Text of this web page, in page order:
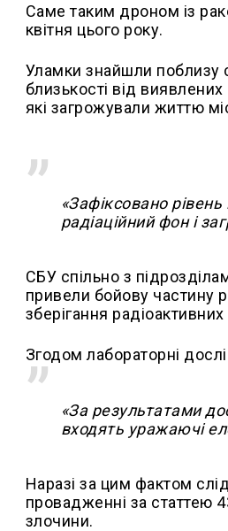
Саме таким дроном із
квітня цього року.
Уламки знайшли поблизу
близькості від
які загрожували життю
«Зафіксовано
радіаційний фон і
СБУ спільно з
привели бойову частину
зберігання радіоактивних
Згодом лабораторні
«За результатами
входять уражаючі
Наразі за цим фактом
провадженні за статтею
злочини.